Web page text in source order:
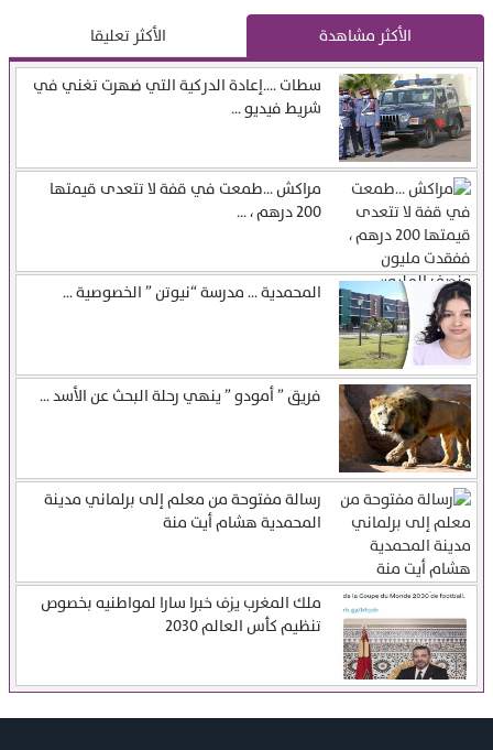
الأكثر مشاهدة
الأكثر تعليقا
سطات ….إعادة الدركية التي ضهرت تغني في
شريط فيديو ...
مراكش …طمعت في قفة لا تتعدى قيمتها
200 درهم ، ...
المحمدية … مدرسة “نيوتن ” الخصوصية ...
فريق ” أمودو ” ينهي رحلة البحث عن الأسد ...
رسالة مفتوحة من معلم إلى برلماني مدينة
المحمدية هشام أيت منة
ملك المغرب يزف خبرا سارا لمواطنيه بخصوص
تنظيم كأس العالم 2030